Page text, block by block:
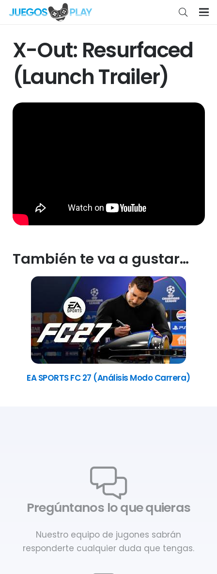
X-Out: Resurfaced
(Launch Trailer)
También te va a gustar…
EA SPORTS FC 27 (Análisis Modo Carrera)
Pregúntanos lo que quieras
Nuestro equipo de jugones sabrán
responderte cualquier duda que tengas.